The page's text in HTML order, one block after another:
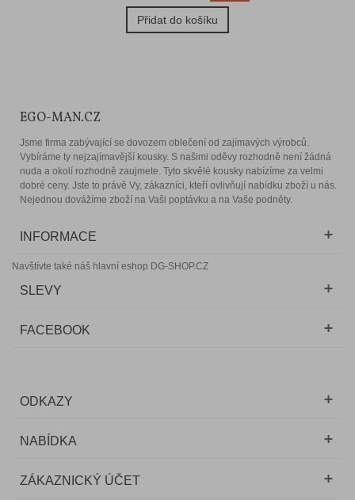
Přidat do košíku
EGO-MAN.CZ
Jsme firma zabývající se dovozem oblečení od zajímavých výrobců.
Vybíráme ty nejzajímavější kousky. S našimi oděvy rozhodně není žádná
nuda a okolí rozhodně zaujmete. Tyto skvělé kousky nabízíme za velmi
dobré ceny. Jste to právě Vy, zákazníci, kteří ovlivňují nabídku zboží u nás.
Nejednou dovážíme zboží na Vaši poptávku a na Vaše podněty.
INFORMACE
Navštívte také náš hlavní eshop DG-SHOP.CZ
SLEVY
FACEBOOK
ODKAZY
NABÍDKA
ZÁKAZNICKÝ ÚČET